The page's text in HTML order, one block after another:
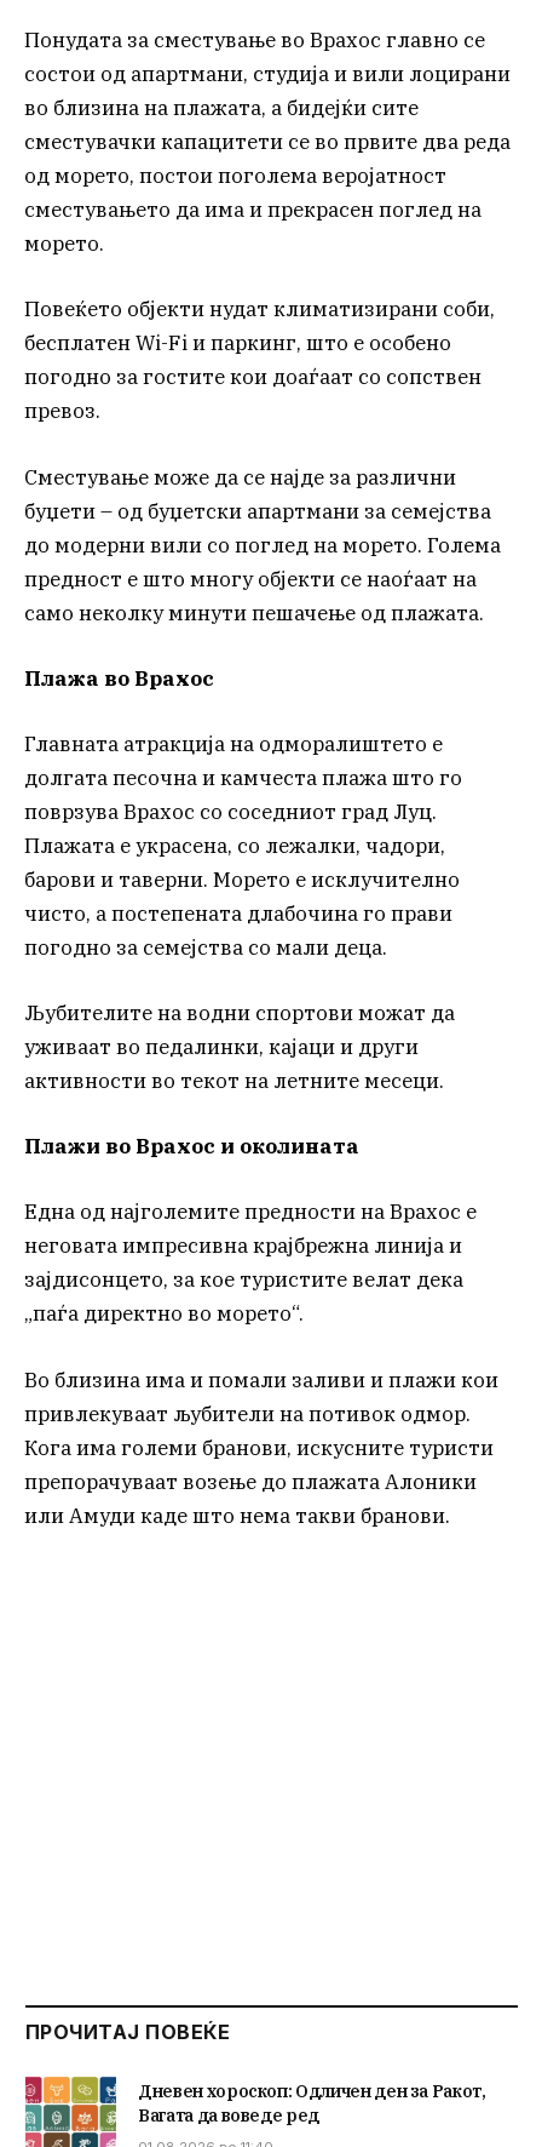
Понудата за сместување во Врахос главно се
состои од апартмани, студија и вили лоцирани
во близина на плажата, а бидејќи сите
сместувачки капацитети се во првите два реда
од морето, постои поголема веројатност
сместувањето да има и прекрасен поглед на
морето.
Повеќето објекти нудат климатизирани соби,
бесплатен Wi-Fi и паркинг, што е особено
погодно за гостите кои доаѓаат со сопствен
превоз.
Сместување може да се најде за различни
буџети – од буџетски апартмани за семејства
до модерни вили со поглед на морето. Голема
предност е што многу објекти се наоѓаат на
само неколку минути пешачење од плажата.
Плажа во Врахос
Главната атракција на одморалиштето е
долгата песочна и камчеста плажа што го
поврзува Врахос со соседниот град Луц.
Плажата е украсена, со лежалки, чадори,
барови и таверни. Морето е исклучително
чисто, а постепената длабочина го прави
погодно за семејства со мали деца.
Љубителите на водни спортови можат да
уживаат во педалинки, кајаци и други
активности во текот на летните месеци.
Плажи во Врахос и околината
Една од најголемите предности на Врахос е
неговата импресивна крајбрежна линија и
зајдисонцето, за кое туристите велат дека
„паѓа директно во морето“.
Во близина има и помали заливи и плажи кои
привлекуваат љубители на потивок одмор.
Кога има големи бранови, искусните туристи
препорачуваат возење до плажата Алоники
или Амуди каде што нема такви бранови.
ПРОЧИТАЈ ПОВЕЌЕ
Дневен хороскоп: Одличен ден за Ракот,
Вагата да воведе ред